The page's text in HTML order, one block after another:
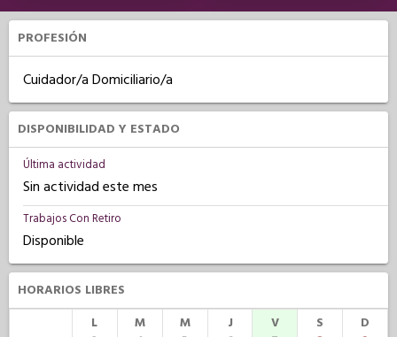
PROFESIÓN
Cuidador/a Domiciliario/a
DISPONIBILIDAD Y ESTADO
Última actividad
Sin actividad este mes
Trabajos Con Retiro
Disponible
HORARIOS LIBRES
L
M
M
J
V
S
D